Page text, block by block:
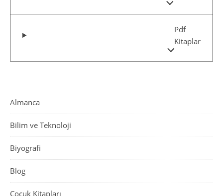
Pdf
Kitaplar
Almanca
Bilim ve Teknoloji
Biyografi
Blog
Çocuk Kitapları